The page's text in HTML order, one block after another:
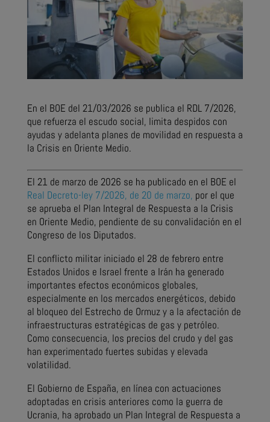
En el BOE del 21/03/2026 se publica el RDL 7/2026,
que refuerza el escudo social, limita despidos con
ayudas y adelanta planes de movilidad en respuesta a
la Crisis en Oriente Medio.
El 21 de marzo de 2026 se ha publicado en el BOE el
Real Decreto-ley 7/2026, de 20 de marzo, por el que
se aprueba el Plan Integral de Respuesta a la Crisis
en Oriente Medio, pendiente de su convalidación en el
Congreso de los Diputados.
El conflicto militar iniciado el 28 de febrero entre
Estados Unidos e Israel frente a Irán ha generado
importantes efectos económicos globales,
especialmente en los mercados energéticos, debido
al bloqueo del Estrecho de Ormuz y a la afectación de
infraestructuras estratégicas de gas y petróleo.
Como consecuencia, los precios del crudo y del gas
han experimentado fuertes subidas y elevada
volatilidad.
El Gobierno de España, en línea con actuaciones
adoptadas en crisis anteriores como la guerra de
Ucrania, ha aprobado un Plan Integral de Respuesta a